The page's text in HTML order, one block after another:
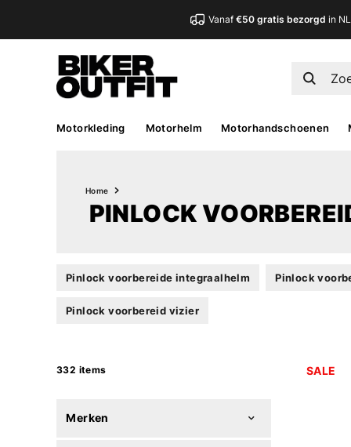
Vanaf€50 gratis bezorgd in NL
Motorkleding Motorhelm Motorhandschoenen
Home
PINLOCK
Pinlock voorbereide integraalhelm Pinlock
Pinlock voorbereid vizier
332 items
Merken
SALE